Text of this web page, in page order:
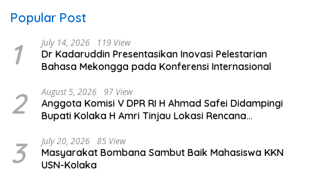
Popular Post
1 July 14, 2026 119 View
Dr Kadaruddin Presentasikan Inovasi Pelestarian
Bahasa Mekongga pada Konferensi Internasional
2 August 5, 2026 97 View
Anggota Komisi V DPR RI H Ahmad Safei Didampingi
Bupati Kolaka H Amri Tinjau Lokasi Rencana
Wundulako
3 July 20, 2026 85 View
Masyarakat Bombana Sambut Baik Mahasiswa KKN
USN-Kolaka